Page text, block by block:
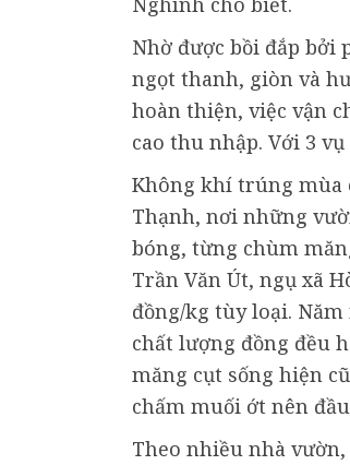
Nhờ được bồi đắp bởi
ngọt thanh, giòn và
hoàn thiện, việc vận
cao thu nhập. Với 3
Không khí trúng mùa
Thạnh, nơi những
bóng, từng chùm
Trần Văn Út, ngụ xã
đồng/kg tùy loại.
chất lượng đồng đều
măng cụt sống hiện
chấm muối ớt nên
Theo nhiều nhà